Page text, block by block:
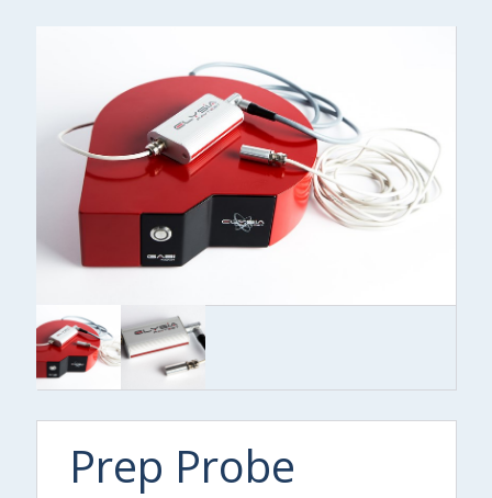
Prep Probe